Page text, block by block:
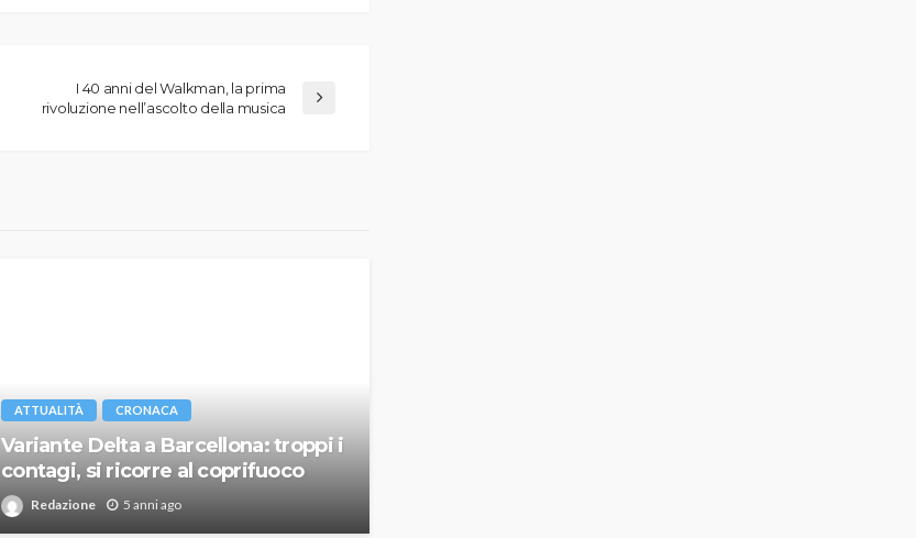
I 40 anni del Walkman, la prima
rivoluzione nell’ascolto della musica
ATTUALITÀ CRONACA
Variante Delta a Barcellona: troppi i
contagi, si ricorre al coprifuoco
Redazione 5 anni ago